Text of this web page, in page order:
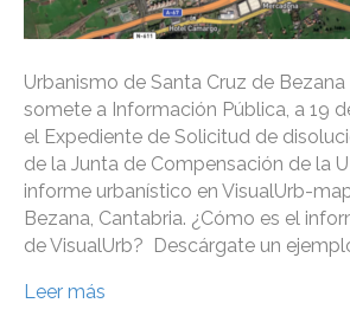
Urbanismo de Santa Cruz de Bezana
somete a Información Pública, a 19
el Expediente de Solicitud de
de la Junta de Compensación de la
informe urbanístico en VisualUrb-
Bezana, Cantabria. ¿Cómo es el
de VisualUrb? Descárgate un
Leer más